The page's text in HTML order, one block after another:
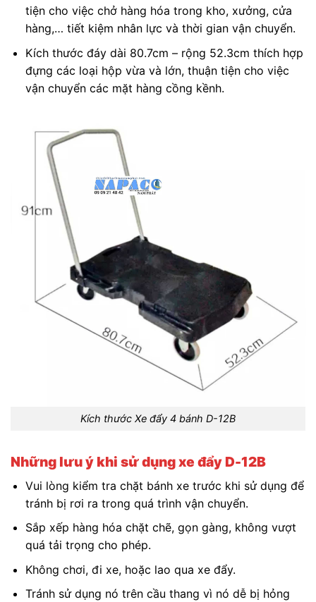
tiện cho việc chở hàng hóa trong kho, xưởng, cửa
hàng,… tiết kiệm nhân lực và thời gian vận chuyển.
Kích thước đáy dài 80.7cm – rộng 52.3cm thích hợp
đựng các loại hộp vừa và lớn, thuận tiện cho việc
vận chuyển các mặt hàng cồng kềnh.
Kích thước Xe đẩy 4 bánh D-12B
Những lưu ý khi sử dụng xe đẩy D-12B
Vui lòng kiểm tra chặt bánh xe trước khi sử dụng để
tránh bị rơi ra trong quá trình vận chuyển.
Sắp xếp hàng hóa chặt chẽ, gọn gàng, không vượt
quá tải trọng cho phép.
Không chơi, đi xe, hoặc lao qua xe đẩy.
Tránh sử dụng nó trên cầu thang vì nó dễ bị hỏng